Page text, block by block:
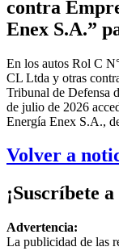
contra
Enex S.A.”
En los autos Rol C
CL Ltda y otras
Tribunal de Defensa
de julio de 2026
Energía Enex S.A.,
Volver a
¡Suscríbete
Advertencia:
La publicidad de las